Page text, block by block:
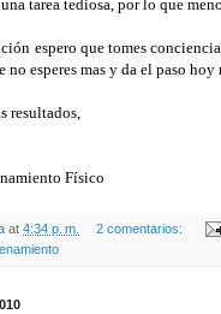
tarea tediosa, por lo que
espero que tomes
esperes mas y da el paso hoy
resultados,
Físico
at 4:34 p. m.
2 comentarios: